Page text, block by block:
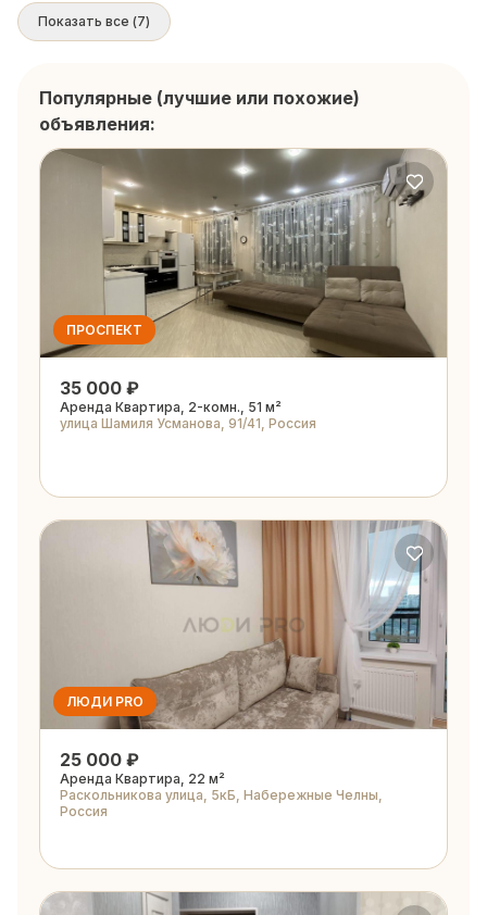
Показать все (7)
Популярные (лучшие или похожие)
объявления:
ПРОСПЕКТ
35 000 ₽
Аренда Квартира, 2-комн., 51 м²
улица Шамиля Усманова, 91/41, Россия
ЛЮДИ PRO
25 000 ₽
Аренда Квартира, 22 м²
Раскольникова улица, 5кБ, Набережные Челны,
Россия